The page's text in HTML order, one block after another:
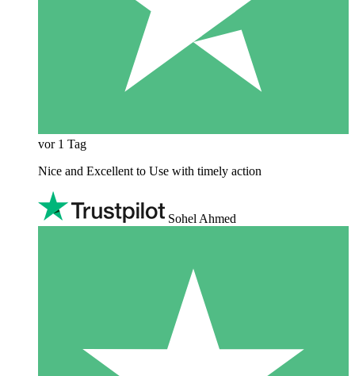
vor 1 Tag
Nice and Excellent to Use with timely action
Sohel Ahmed